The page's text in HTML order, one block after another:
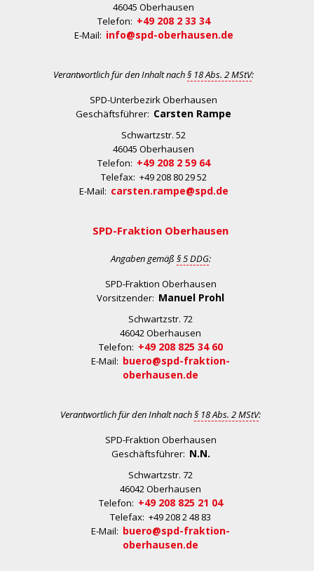
46045 Oberhausen
Telefon: +49 208 2 33 34
E-Mail: info@spd-oberhausen.de
Verantwortlich für den Inhalt nach§ 18 Abs. 2 MStV:
SPD-Unterbezirk Oberhausen
Geschäftsführer: Carsten Rampe
Schwartzstr. 52
46045 Oberhausen
Telefon: +49 208 2 59 64
Telefax: +49 208 80 29 52
E-Mail: carsten.rampe@spd.de
SPD-Fraktion Oberhausen
Angaben gemäß § 5 DDG:
SPD-Fraktion Oberhausen
Vorsitzender: Manuel Prohl
Schwartzstr. 72
46042 Oberhausen
Telefon: +49 208 825 34 60
E-Mail: buero@spd-fraktion-
oberhausen.de
Verantwortlich für den Inhalt nach§ 18 Abs. 2 MStV:
SPD-Fraktion Oberhausen
Geschäftsführer: N.N.
Schwartzstr. 72
46042 Oberhausen
Telefon: +49 208 825 21 04
Telefax: +49 208 2 48 83
E-Mail: buero@spd-fraktion-
oberhausen.de